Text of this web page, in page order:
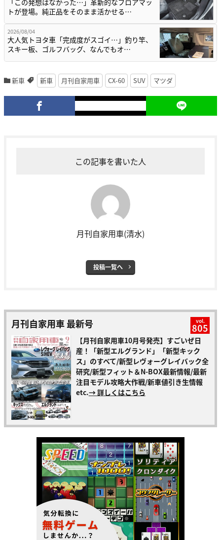
「この発想はなかった…」革新的なフロアマッ
トが登場。純正品をそのまま活かせる…
2026/08/04
大人気トヨタ車「完成度がスゴイ…」釣り竿、
スキー板、ゴルフバッグ、なんでもオ…
新車 新車 月刊自家用車 CX-60 SUV マツダ
この記事を書いた人
月刊自家用車(清水)
投稿一覧へ
月刊自家用車 最新号 vol.
805
【月刊自家用車10月号発売】すごいぜ日
産！「新型エルグランド」「新型キック
ス」のすべて/新型レヴォーグレイバック全
研究/新型フィット＆N-BOX最新情報/最新
注目モデル攻略大作戦/新車値引き生情報
etc.→ 詳しくはこちら